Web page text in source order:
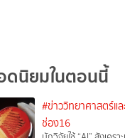
ดนิยมในตอนนี้
#ข่าววิทยาศาสตร์แล
ช่อง16